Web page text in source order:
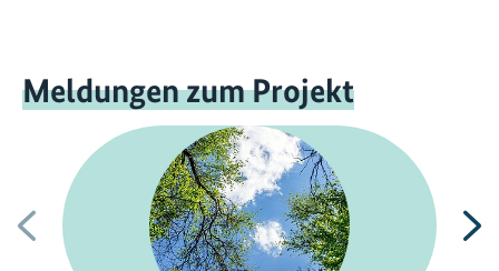
Meldungen zum Projekt
Vorherige